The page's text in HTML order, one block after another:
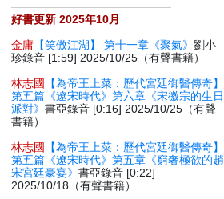
好書更新 2025年10月
金庸 【笑傲江湖】 第十一章《聚氣》劉小
珍錄音 [1:59] 2025/10/25（有聲書籍）
林志國
【為帝王上菜：歷代宮廷御醫傳奇】
第五篇《遼宋時代》第六章《宋徽宗的生日
派對》書亞錄音 [0:16] 2025/10/25（有聲
書籍）
林志國
【為帝王上菜：歷代宮廷御醫傳奇】
第五篇《遼宋時代》第五章《窮奢極欲的趙
宋宮廷豪宴》書亞錄音 [0:22]
2025/10/18（有聲書籍）